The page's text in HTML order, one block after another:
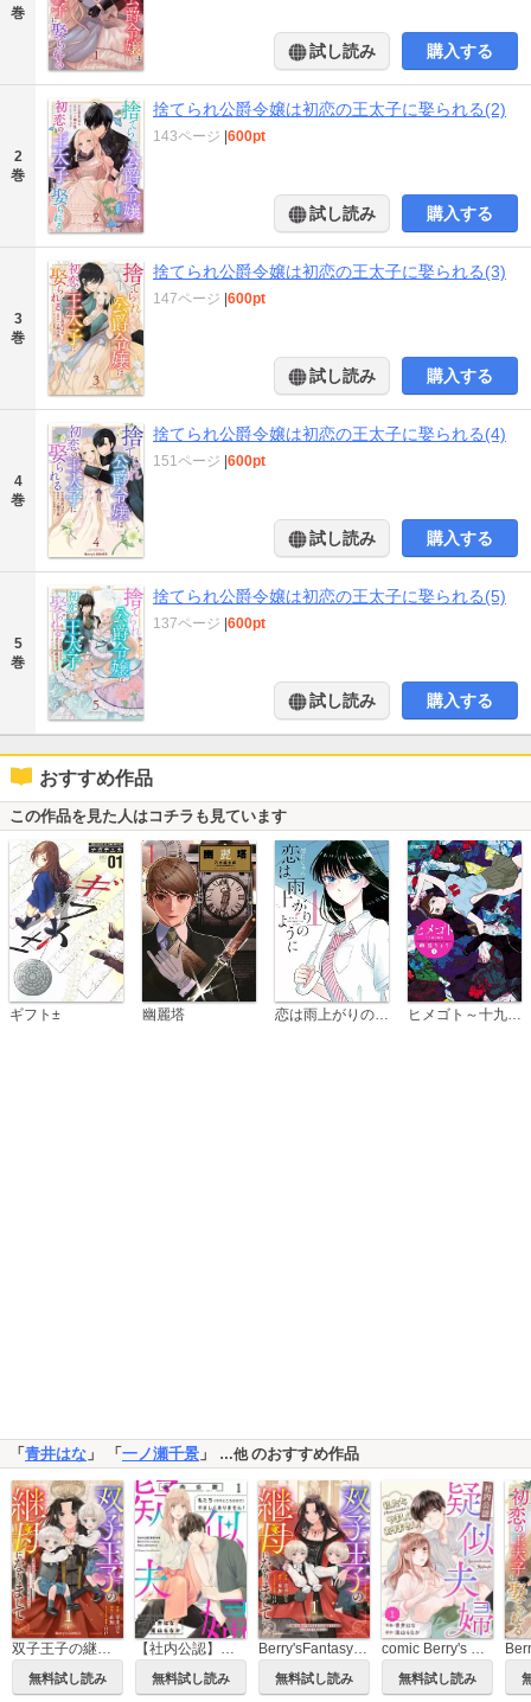
巻
試し読み 購入する
2
巻
捨てられ公爵令嬢は初恋の王太子に娶られる(2)
143ページ |600pt
試し読み 購入する
3
巻
捨てられ公爵令嬢は初恋の王太子に娶られる(3)
147ページ |600pt
試し読み 購入する
4
巻
捨てられ公爵令嬢は初恋の王太子に娶られる(4)
151ページ |600pt
試し読み 購入する
5
巻
捨てられ公爵令嬢は初恋の王太子に娶られる(5)
137ページ |600pt
試し読み 購入する
おすすめ作品
この作品を見た人はコチラも見ています
ギフト± 幽麗塔 ヒメゴト～十九歳の制服～
「青井はな 」 「一ノ瀬千景 」 …他のおすすめ作品
双子王子の継母になりまして～嫌われ悪女ですが、そんなことより義息子たちが可愛すぎて困ります～
無料試し読み
【社内公認】疑似夫婦-私たち(今のところはまだ)やましくありません！-
無料試し読み
Berry'sFantasy双子王子の継母になりまして～嫌われ悪女ですが、そんなことより義息子たちが可愛すぎて困ります～
無料試し読み
comic Berry's 【社内公認】疑似夫婦-私たち(今のところはまだ)やましくありません！-
無料試し読み